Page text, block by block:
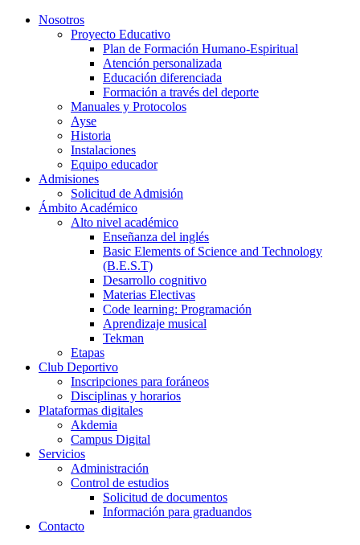
Nosotros
Proyecto Educativo
Plan de Formación Humano-Espiritual
Atención personalizada
Educación diferenciada
Formación a través del deporte
Manuales y Protocolos
Ayse
Historia
Instalaciones
Equipo educador
Admisiones
Solicitud de Admisión
Ámbito Académico
Alto nivel académico
Enseñanza del inglés
Basic Elements of Science and Technology
(B.E.S.T)
Desarrollo cognitivo
Materias Electivas
Code learning: Programación
Aprendizaje musical
Tekman
Etapas
Club Deportivo
Inscripciones para foráneos
Disciplinas y horarios
Plataformas digitales
Akdemia
Campus Digital
Servicios
Administración
Control de estudios
Solicitud de documentos
Información para graduandos
Contacto